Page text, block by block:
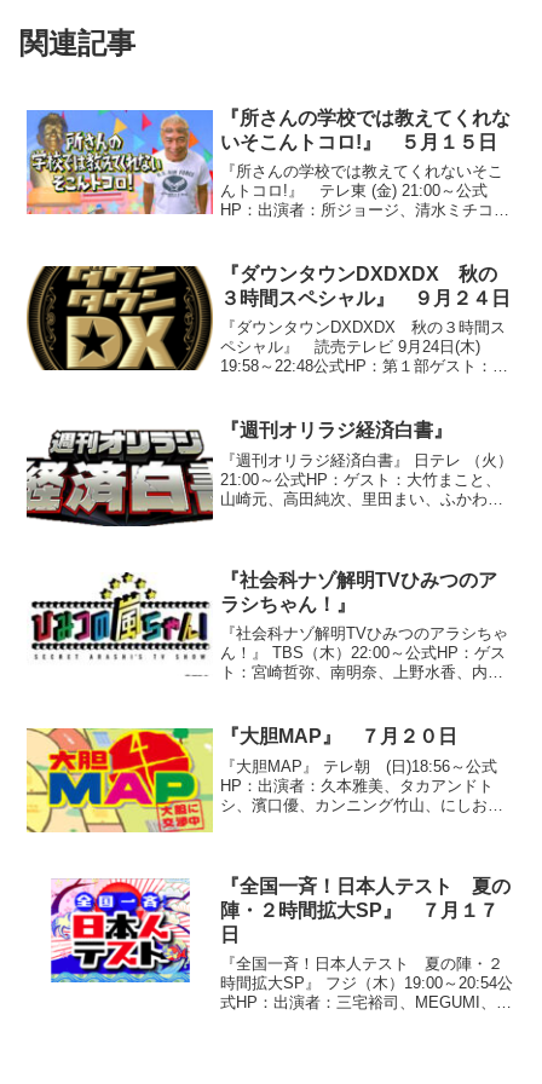
関連記事
『所さんの学校では教えてくれな
いそこんトコロ!』 ５月１５日
『所さんの学校では教えてくれないそこ
んトコロ!』 テレ東 (金) 21:00～公式
HP：出演者：所ジョージ、清水ミチコ、
ぞなぞファクトリー 何を作ってるの？』
○答え ...
『ダウンタウンDXDXDX 秋の
３時間スペシャル』 ９月２４日
『ダウンタウンDXDXDX 秋の３時間ス
ペシャル』 読売テレビ 9月24日(木)
19:58～22:48公式HP：第１部ゲスト：梅
アンナ、MEGUMI、ケンドーコバヤシ...
『週刊オリラジ経済白書』
『週刊オリラジ経済白書』 日テレ （火）
21:00～公式HP：ゲスト：大竹まこと、
山崎元、高田純次、里田まい、ふかわり
ビ”ビックスモー...
『社会科ナゾ解明TVひみつのア
ラシちゃん！』
『社会科ナゾ解明TVひみつのアラシちゃ
ん！』 TBS（木）22:00～公式HP：ゲス
ト：宮崎哲弥、南明奈、上野水香、内藤
会科バラエティ番組。『”ウォルト・ディ
ズニー・...
『大胆MAP』 ７月２０日
『大胆MAP』 テレ朝 (日)18:56～公式
HP：出演者：久本雅美、タカアンドト
シ、濱口優、カンニング竹山、にしおか
20」【内容】...
『全国一斉！日本人テスト 夏の
陣・２時間拡大SP』 ７月１７
日
『全国一斉！日本人テスト 夏の陣・２
時間拡大SP』 フジ（木）19:00～20:54公
式HP：出演者：三宅裕司、MEGUMI、オ